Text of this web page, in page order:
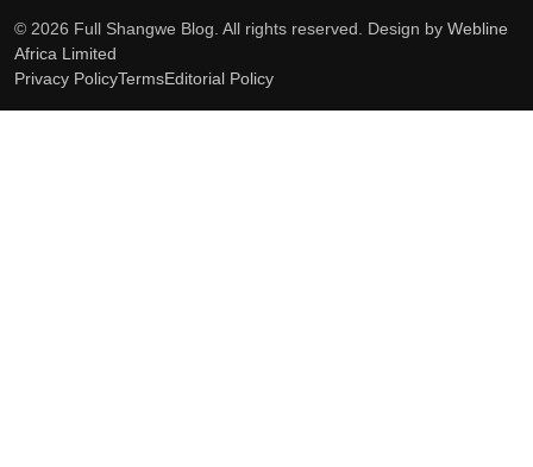
© 2026 Full Shangwe Blog. All rights reserved. Design by Webline
Africa Limited
Privacy PolicyTermsEditorial Policy